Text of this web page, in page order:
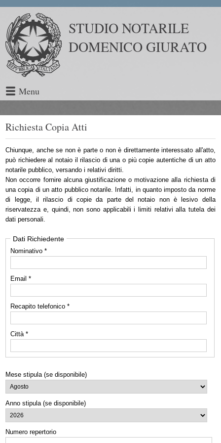
STUDIO NOTARILE
DOMENICO GIURATO
Menu
Richiesta Copia Atti
Chiunque, anche se non è parte o non è direttamente interessato all'atto,
può richiedere al notaio il rilascio di una o più copie autentiche di un atto
notarile pubblico, versando i relativi diritti.
Non occorre fornire alcuna giustificazione o motivazione alla richiesta di
una copia di un atto pubblico notarile. Infatti, in quanto imposto da norme
di legge, il rilascio di copie da parte del notaio non è lesivo della
riservatezza e, quindi, non sono applicabili i limiti relativi alla tutela dei
dati personali.
Dati Richiedente
Nominativo *
Email *
Recapito telefonico *
Città *
Mese stipula (se disponibile)
Anno stipula (se disponibile)
Numero repertorio